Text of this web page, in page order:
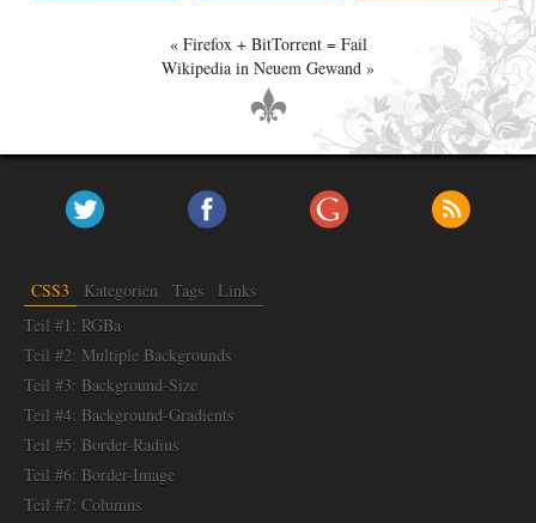
Firefox + BitTorrent = Fail
Wikipedia in Neuem Gewand
CSS3 Kategorien Tags
Links
Teil #1: RGBa
Teil #2: Multiple Backgrounds
Teil #3: Background-Size
Teil #4: Background-Gradients
Teil #5: Border-Radius
Teil #6: Border-Image
Teil #7: Columns